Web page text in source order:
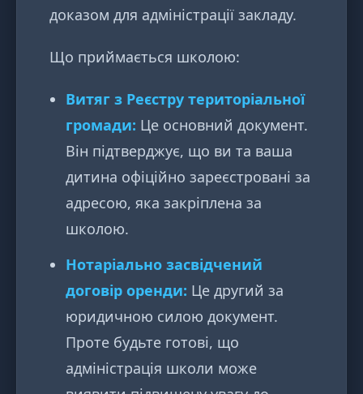
доказом для адміністрації закладу.
Що приймається школою:
Витяг з Реєстру територіальної
громади: Це основний документ.
Він підтверджує, що ви та ваша
дитина офіційно зареєстровані за
адресою, яка закріплена за
школою.
Нотаріально засвідчений
договір оренди: Це другий за
юридичною силою документ.
Проте будьте готові, що
адміністрація школи може